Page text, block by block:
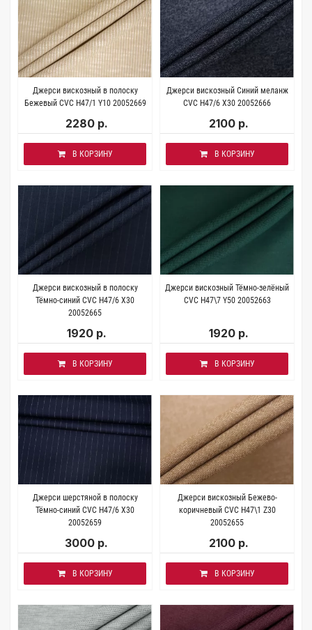
Джерси вискозный в полоску
Бежевый CVC H47/1 Y10 20052669
2280 р.
В КОРЗИНУ
Джерси вискозный Синий меланж
CVC Н47/6 X30 20052666
2100 р.
В КОРЗИНУ
Джерси вискозный в полоску
Тёмно-синий CVC H47/6 X30
20052665
1920 р.
В КОРЗИНУ
Джерси вискозный Тёмно-зелёный
CVC H47\7 Y50 20052663
1920 р.
В КОРЗИНУ
Джерси шерстяной в полоску
Тёмно-синий CVC H47/6 X30
20052659
3000 р.
В КОРЗИНУ
Джерси вискозный Бежево-
коричневый CVC H47\1 Z30
20052655
2100 р.
В КОРЗИНУ